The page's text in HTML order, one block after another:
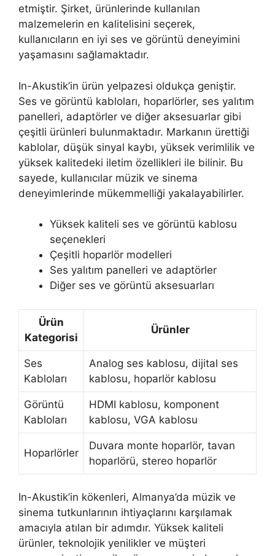
etmiştir. Şirket, ürünlerinde kullanılan
malzemelerin en kalitelisini seçerek,
kullanıcıların en iyi ses ve görüntü deneyimini
yaşamasını sağlamaktadır.
In-Akustik’in ürün yelpazesi oldukça geniştir.
Ses ve görüntü kabloları, hoparlörler, ses yalıtım
panelleri, adaptörler ve diğer aksesuarlar gibi
çeşitli ürünleri bulunmaktadır. Markanın ürettiği
kablolar, düşük sinyal kaybı, yüksek verimlilik ve
yüksek kalitedeki iletim özellikleri ile bilinir. Bu
sayede, kullanıcılar müzik ve sinema
deneyimlerinde mükemmelliği yakalayabilirler.
Yüksek kaliteli ses ve görüntü kablosu
seçenekleri
Çeşitli hoparlör modelleri
Ses yalıtım panelleri ve adaptörler
Diğer ses ve görüntü aksesuarları
Ürün
Kategorisi
Ürünler
Ses
Kabloları
Analog ses kablosu, dijital ses
kablosu, hoparlör kablosu
Görüntü
Kabloları
HDMI kablosu, komponent
kablosu, VGA kablosu
Hoparlörler
Duvara monte hoparlör, tavan
hoparlörü, stereo hoparlör
In-Akustik’in kökenleri, Almanya’da müzik ve
sinema tutkunlarının ihtiyaçlarını karşılamak
amacıyla atılan bir adımdır. Yüksek kaliteli
ürünler, teknolojik yenilikler ve müşteri